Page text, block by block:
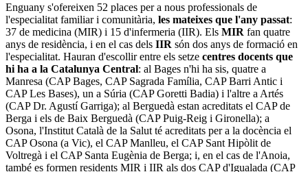
Enguany s'ofereixen 52 places per a nous professionals de
l'especialitat familiar i comunitària, les mateixes que l'any passat:
37 de medicina (MIR) i 15 d'infermeria (IIR). Els MIR fan quatre
anys de residència, i en el cas dels IIR són dos anys de formació en
l'especialitat. Hauran d'escollir entre els setze centres docents que
hi ha a la Catalunya Central: al Bages n'hi ha sis, quatre a
Manresa (CAP Bages, CAP Sagrada Família, CAP Barri Antic i
CAP Les Bases), un a Súria (CAP Goretti Badia) i l'altre a Artés
(CAP Dr. Agustí Garriga); al Berguedà estan acreditats el CAP de
Berga i els de Baix Berguedà (CAP Puig-Reig i Gironella); a
Osona, l'Institut Català de la Salut té acreditats per a la docència el
CAP Osona (a Vic), el CAP Manlleu, el CAP Sant Hipòlit de
Voltregà i el CAP Santa Eugènia de Berga; i, en el cas de l'Anoia,
també es formen residents MIR i IIR als dos CAP d'Igualada (CAP